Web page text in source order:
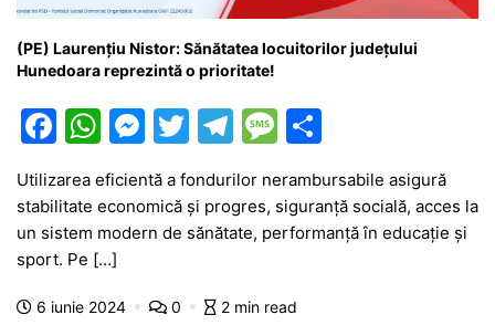
(PE) Laurențiu Nistor: Sănătatea locuitorilor județului
Hunedoara reprezintă o prioritate!
F
c
e
b
o
W
at
s
A
p
M
s
s
n
T
itt
er
T
e
gr
m
M
s
s
g
ta
je
Utilizarea eficientă a fondurilor nerambursabile asigură
stabilitate economică și progres, siguranță socială, acces la
un sistem modern de sănătate, performanță în educație și
sport. Pe […]
6 iunie 2024 0 2 min read